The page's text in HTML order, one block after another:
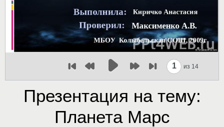
1 из 14
Презентация на тему:
Планета Марс